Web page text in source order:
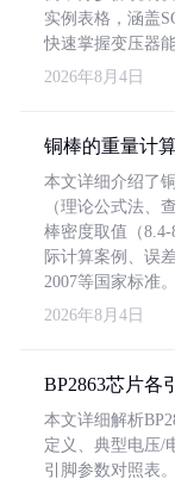
实例表格，涵盖
快速掌握变压器
2026年8月4日
铜棒的重量计
本文详细介绍了
（理论公式法、
棒密度取值（8.4-
际计算案例、误
2007等国家标准。
2026年8月4日
BP2863芯片各
本文详细解析
定义、典型电压/
引脚参数对照表